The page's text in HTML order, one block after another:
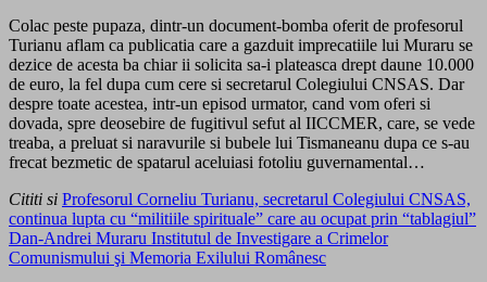
Colac peste pupaza, dintr-un document-bomba oferit de profesorul
Turianu aflam ca publicatia care a gazduit imprecatiile lui Muraru se
dezice de acesta ba chiar ii solicita sa-i plateasca drept daune 10.000
de euro, la fel dupa cum cere si secretarul Colegiului CNSAS. Dar
despre toate acestea, intr-un episod urmator, cand vom oferi si
dovada, spre deosebire de fugitivul sefut al IICCMER, care, se vede
treaba, a preluat si naravurile si bubele lui Tismaneanu dupa ce s-au
frecat bezmetic de spatarul aceluiasi fotoliu guvernamental…
Cititi si Profesorul Corneliu Turianu, secretarul Colegiului CNSAS,
continua lupta cu “militiile spirituale” care au ocupat prin “tablagiul”
Dan-Andrei Muraru Institutul de Investigare a Crimelor
Comunismului şi Memoria Exilului Românesc